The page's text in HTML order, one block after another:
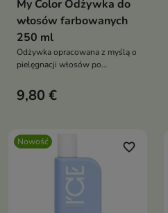
My Color Odżywka do
włosów farbowanych
250 ml
Odżywka opracowana z myślą o
pielęgnacji włosów po
9,80 €
Nowość favorite_border